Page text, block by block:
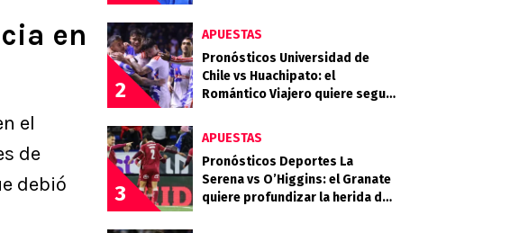
en
el
de
debió
2
APUESTAS
Pronósticos Universidad de
Chile vs Huachipato: el
Romántico Viajero quiere seguir
3
APUESTAS
Pronósticos Deportes La
Serena vs O’Higgins: el Granate
quiere profundizar la herida del